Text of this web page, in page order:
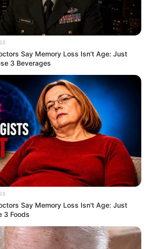
Say Memory Loss Isn't Age: Just
3 Beverages
Say Me​mory Lo​ss Isn't Age: Just
3 Foods